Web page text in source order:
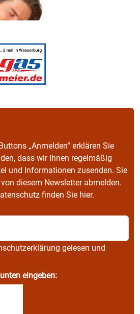
„Anmelden“ erklären Sie
dass wir Ihnen regelmäßig
und Informationen zusenden. Sie
diesem Newsletter abmelden.
finden Sie hier.
gelesen und
eingeben: